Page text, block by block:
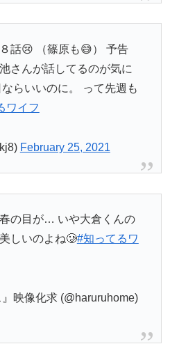
話😢 （篠原も😅） 予告
さんが話してるのが気に
らいいのに。 って先週も
ワイフ
February 25, 2021
の目が… いや大倉くんの
しいのよね🥲#知ってるワ
映像化求 (@haruruhome)